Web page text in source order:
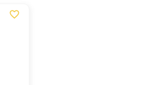
favorite_border